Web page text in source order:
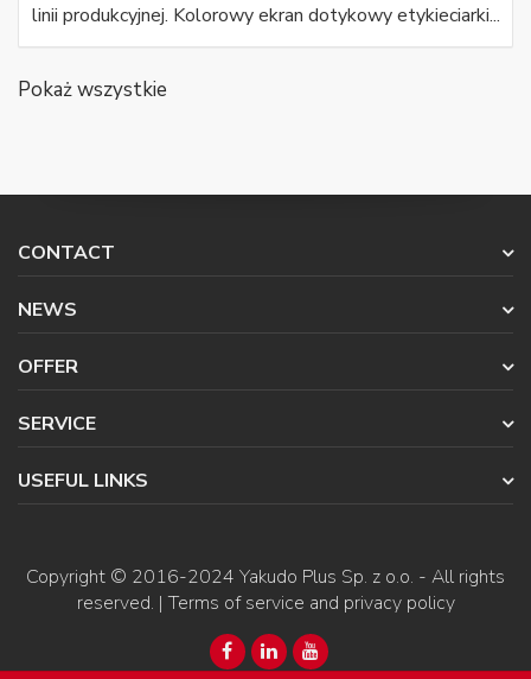
linii produkcyjnej. Kolorowy ekran dotykowy etykieciarki...
Pokaż wszystkie
CONTACT
NEWS
OFFER
SERVICE
USEFUL LINKS
Copyright © 2016-2024 Yakudo Plus Sp. z o.o. - All rights
reserved. |Terms of service and privacy policy